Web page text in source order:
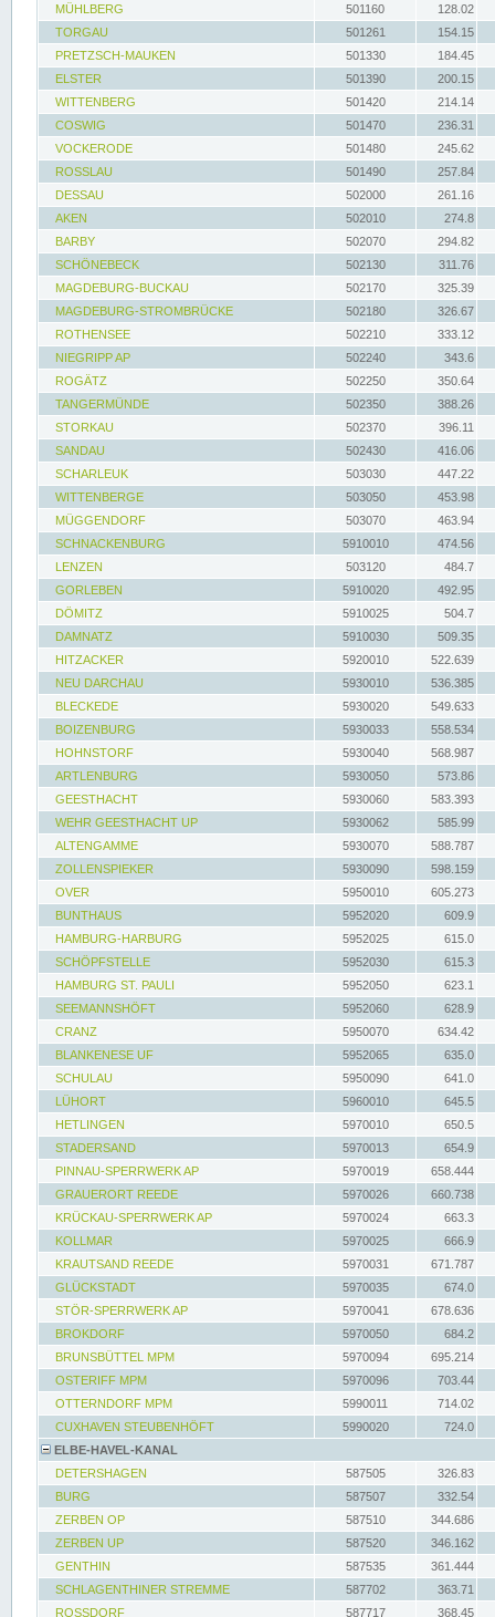
MÜHLBERG
501160
128.02
TORGAU
501261
154.15
PRETZSCH-MAUKEN
501330
184.45
ELSTER
501390
200.15
WITTENBERG
501420
214.14
COSWIG
501470
236.31
VOCKERODE
501480
245.62
ROSSLAU
501490
257.84
DESSAU
502000
261.16
AKEN
502010
274.8
BARBY
502070
294.82
SCHÖNEBECK
502130
311.76
MAGDEBURG-BUCKAU
502170
325.39
MAGDEBURG-STROMBRÜCKE
502180
326.67
ROTHENSEE
502210
333.12
NIEGRIPP AP
502240
343.6
ROGÄTZ
502250
350.64
TANGERMÜNDE
502350
388.26
STORKAU
502370
396.11
SANDAU
502430
416.06
SCHARLEUK
503030
447.22
WITTENBERGE
503050
453.98
MÜGGENDORF
503070
463.94
SCHNACKENBURG
5910010
474.56
LENZEN
503120
484.7
GORLEBEN
5910020
492.95
DÖMITZ
5910025
504.7
DAMNATZ
5910030
509.35
HITZACKER
5920010
522.639
NEU DARCHAU
5930010
536.385
BLECKEDE
5930020
549.633
BOIZENBURG
5930033
558.534
HOHNSTORF
5930040
568.987
ARTLENBURG
5930050
573.86
GEESTHACHT
5930060
583.393
WEHR GEESTHACHT UP
5930062
585.99
ALTENGAMME
5930070
588.787
ZOLLENSPIEKER
5930090
598.159
OVER
5950010
605.273
BUNTHAUS
5952020
609.9
HAMBURG-HARBURG
5952025
615.0
SCHÖPFSTELLE
5952030
615.3
HAMBURG ST. PAULI
5952050
623.1
SEEMANNSHÖFT
5952060
628.9
CRANZ
5950070
634.42
BLANKENESE UF
5952065
635.0
SCHULAU
5950090
641.0
LÜHORT
5960010
645.5
HETLINGEN
5970010
650.5
STADERSAND
5970013
654.9
PINNAU-SPERRWERK AP
5970019
658.444
GRAUERORT REEDE
5970026
660.738
KRÜCKAU-SPERRWERK AP
5970024
663.3
KOLLMAR
5970025
666.9
KRAUTSAND REEDE
5970031
671.787
GLÜCKSTADT
5970035
674.0
STÖR-SPERRWERK AP
5970041
678.636
BROKDORF
5970050
684.2
BRUNSBÜTTEL MPM
5970094
695.214
OSTERIFF MPM
5970096
703.44
OTTERNDORF MPM
5990011
714.02
CUXHAVEN STEUBENHÖFT
5990020
724.0
ELBE-HAVEL-KANAL
DETERSHAGEN
587505
326.83
BURG
587507
332.54
ZERBEN OP
587510
344.686
ZERBEN UP
587520
346.162
GENTHIN
587535
361.444
SCHLAGENTHINER STREMME
587702
363.71
ROSSDORF
587717 368.45